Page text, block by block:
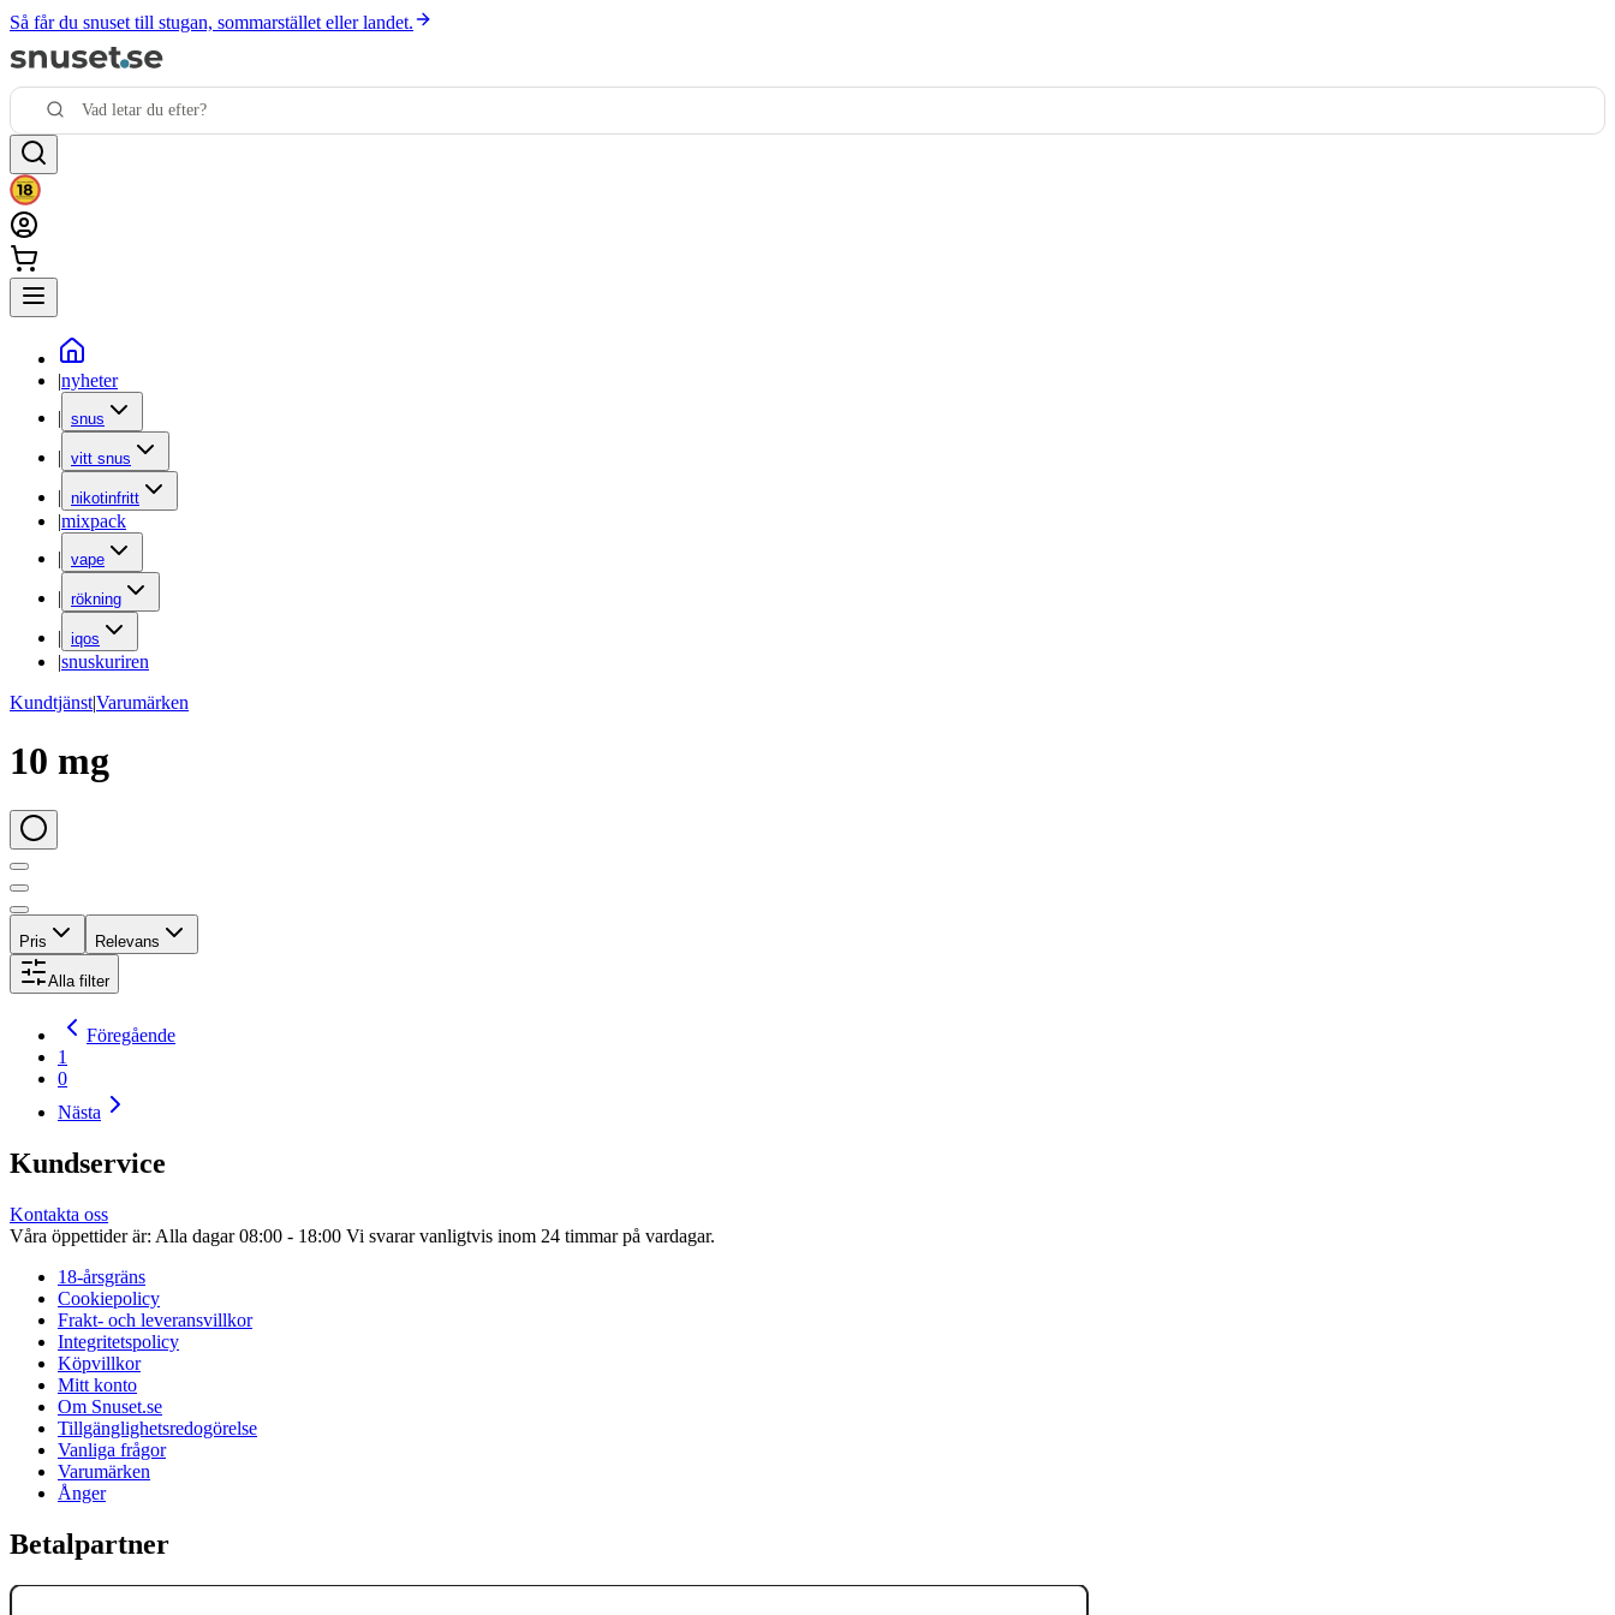
Så får du snuset till stugan, sommarstället eller landet.
|nyheter
| snus
| vitt snus
| nikotinfritt
|mixpack
| vape
| rökning
| iqos
|snuskuriren
Kundtjänst|Varumärken
10 mg
Pris Relevans
Alla filter
Föregående
1
0
Nästa
Kundservice
Kontakta oss
Våra öppettider är: Alla dagar 08:00 - 18:00 Vi svarar vanligtvis inom 24 timmar på vardagar.
18-årsgräns
Cookiepolicy
Frakt- och leveransvillkor
Integritetspolicy
Köpvillkor
Mitt konto
Om Snuset.se
Tillgänglighetsredogörelse
Vanliga frågor
Varumärken
Ånger
Betalpartner